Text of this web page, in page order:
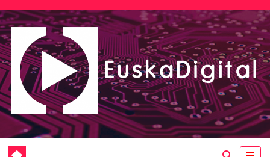
Saltar
al
contenido